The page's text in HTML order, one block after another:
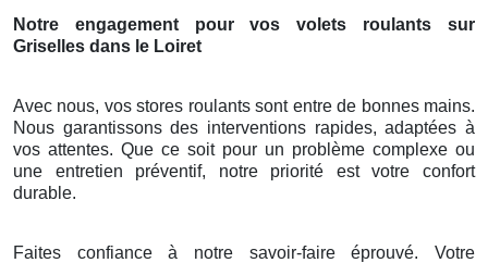
Notre engagement pour vos volets roulants sur
Griselles dans le Loiret
Avec nous, vos stores roulants sont entre de bonnes mains.
Nous garantissons des interventions rapides, adaptées à
vos attentes. Que ce soit pour un problème complexe ou
une entretien préventif, notre priorité est votre confort
durable.
Faites confiance à notre savoir-faire éprouvé. Votre